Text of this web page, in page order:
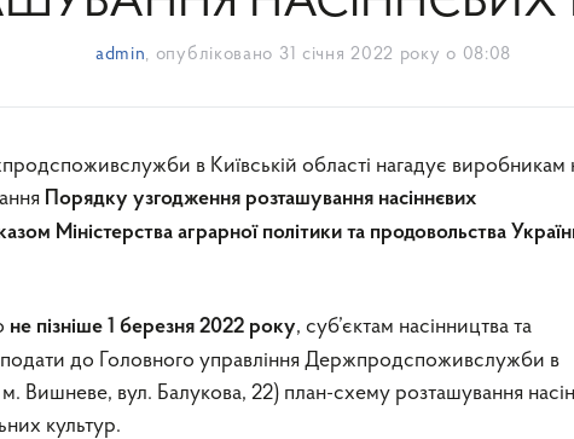
admin, опубліковано 31 січня 2022 року о 08:08
в Київській області нагадує виробникам
Порядку узгодження розташування насіннєвих
Міністерства аграрної політики та продовольства
не пізніше 1 березня 2022 року, суб’єктам насінництва та
до Головного управління Держпродспоживслужби в
м. Вишневе, вул. Балукова, 22) план-схему розташування
культур.